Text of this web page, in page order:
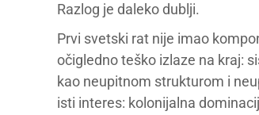
Razlog je daleko dublji.
Prvi svetski rat nije imao
očigledno teško izlaze na kraj:
kao neupitnom strukturom i
isti interes: kolonijalna